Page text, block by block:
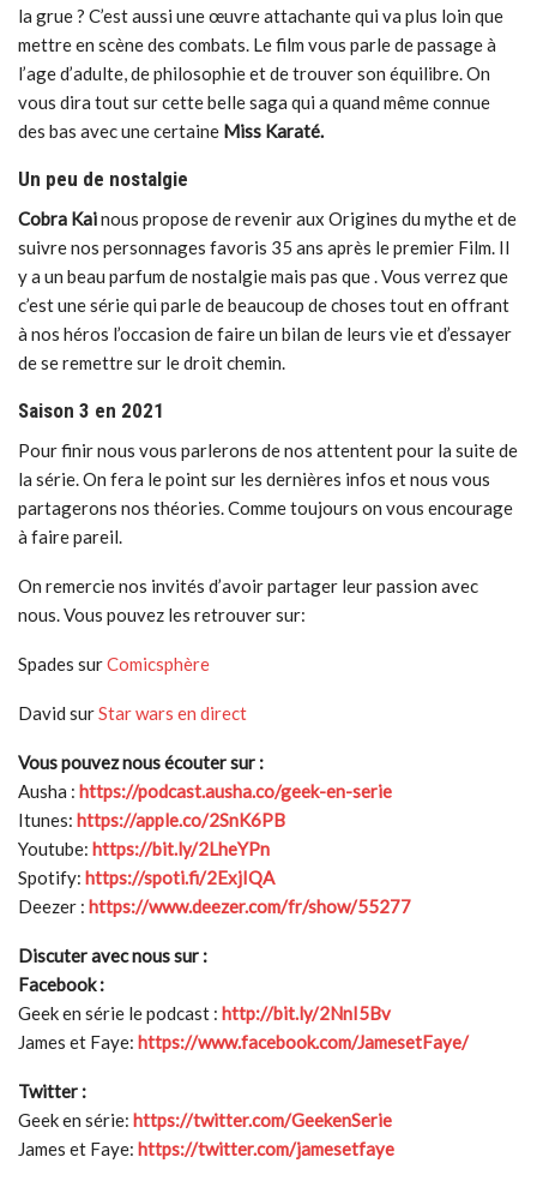
la grue ? C’est aussi une œuvre attachante qui va plus loin que
mettre en scène des combats. Le film vous parle de passage à
l’age d’adulte, de philosophie et de trouver son équilibre. On
vous dira tout sur cette belle saga qui a quand même connue
des bas avec une certaine Miss Karaté.
Un peu de nostalgie
Cobra Kainous propose de revenir aux Origines du mythe et de
suivre nos personnages favoris 35 ans après le premier Film. Il
y a un beau parfum de nostalgie mais pas que . Vous verrez que
c’est une série qui parle de beaucoup de choses tout en offrant
à nos héros l’occasion de faire un bilan de leurs vie et d’essayer
de se remettre sur le droit chemin.
Saison 3 en 2021
Pour finir nous vous parlerons de nos attentent pour la suite de
la série. On fera le point sur les dernières infos et nous vous
partagerons nos théories. Comme toujours on vous encourage
à faire pareil.
On remercie nos invités d’avoir partager leur passion avec
nous. Vous pouvez les retrouver sur:
Spades surComicsphère
David surStar wars en direct
Vous pouvez nous écouter sur :
Ausha : https://podcast.ausha.co/geek-en-serie
Itunes: https://apple.co/2SnK6PB
Youtube: https://bit.ly/2LheYPn
Spotify: https://spoti.fi/2ExjIQA
Deezer : https://www.deezer.com/fr/show/55277
Discuter avec nous sur :
Facebook :
Geek en série le podcast : http://bit.ly/2NnI5Bv
James et Faye: https://www.facebook.com/JamesetFaye/
Twitter :
Geek en série: https://twitter.com/GeekenSerie
James et Faye: https://twitter.com/jamesetfaye